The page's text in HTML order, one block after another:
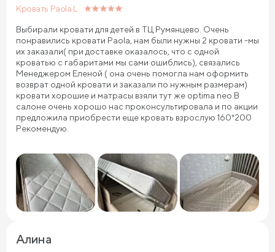
Кровать Paola L
Выбирали кровати для детей в ТЦ Румянцево. Очень
понравились кровати Paola, нам были нужны 2 кровати -мы
их заказали( при доставке оказалось, что с одной
кроватью с габаритами мы сами ошиблись), связались
Менеджером Еленой ( она очень помогла нам оформить
возврат одной кровати и заказали по нужным размерам)
кровати хорошие и матрасы взяли тут же optima neo.В
салоне очень хорошо нас проконсультировала и по акции
предложила приобрести еще кровать взрослую 160*200
Рекомендую.
Алина